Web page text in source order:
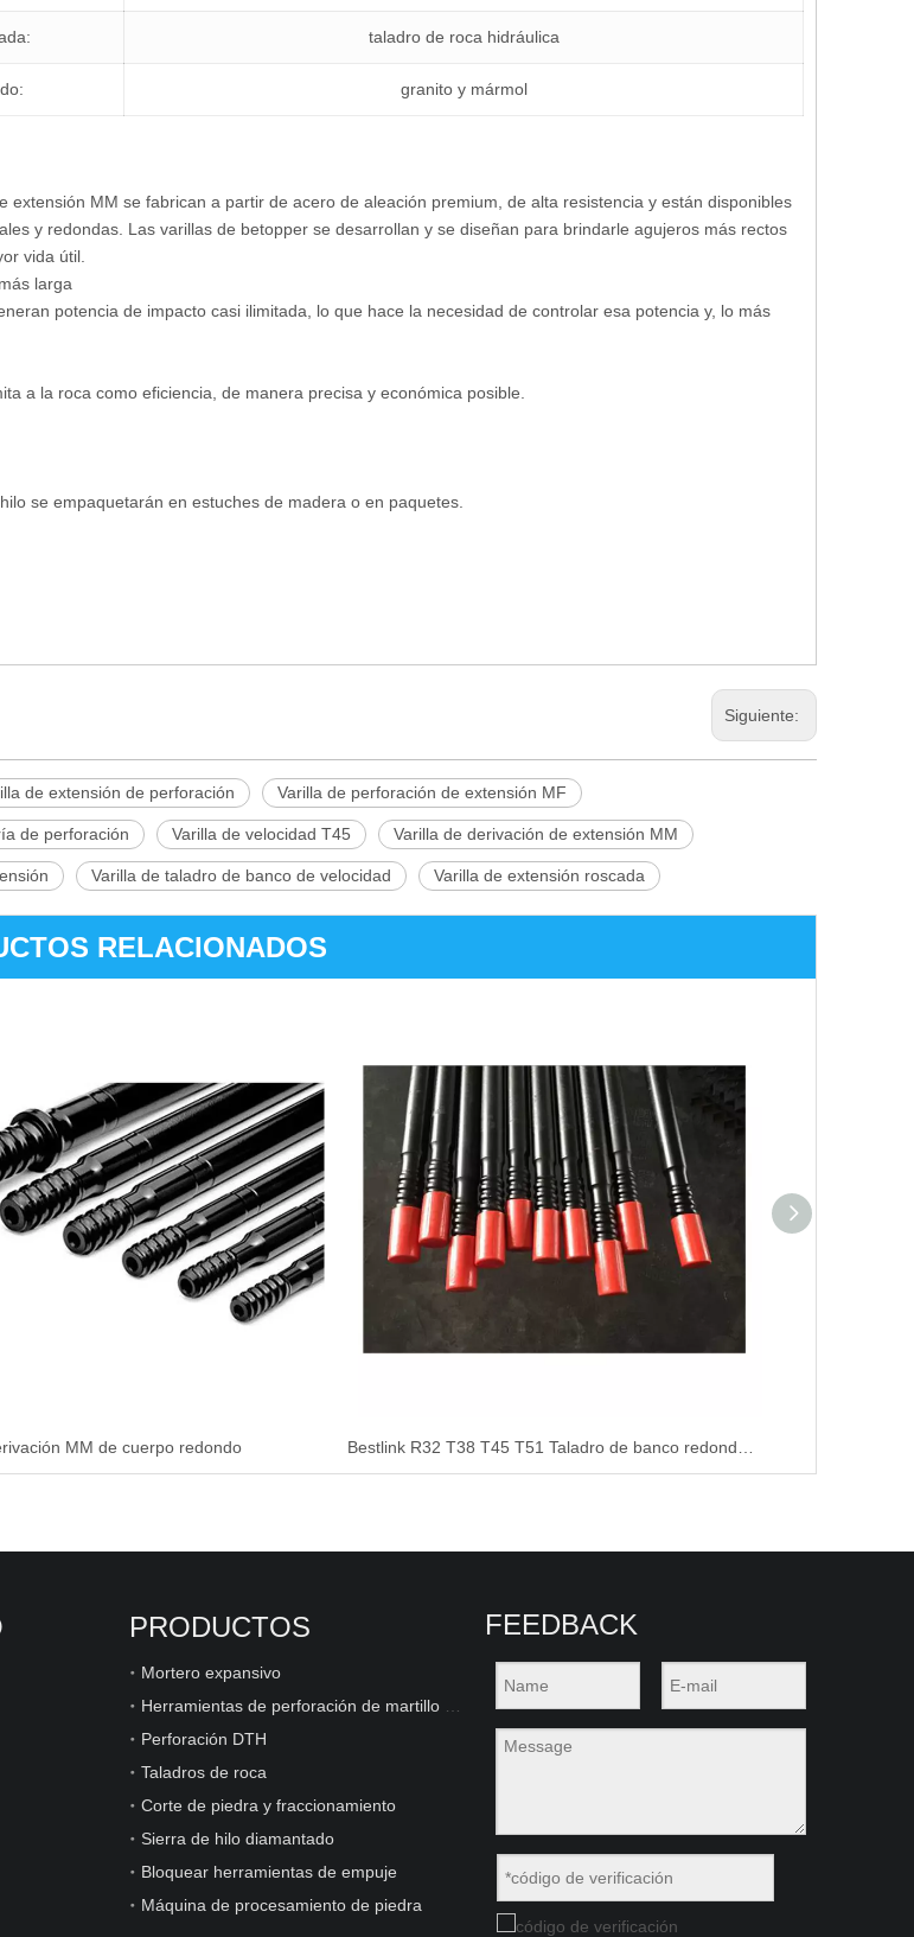
taladro de roca hidráulica
granito y mármol
extensión MM se fabrican a partir de acero de aleación premium, de alta resistencia y están disponibles
y redondas. Las varillas de betopper se desarrollan y se diseñan para brindarle agujeros más rectos
vida útil.
larga
potencia de impacto casi ilimitada, lo que hace la necesidad de controlar esa potencia y, lo más
a la roca como eficiencia, de manera precisa y económica posible.
se empaquetarán en estuches de madera o en paquetes.
Siguiente:
de extensión de perforación Varilla de perforación de extensión MF
de perforación Varilla de velocidad T45 Varilla de derivación de extensión MM
Varilla de taladro de banco de velocidad Varilla de extensión roscada
RELACIONADOS
MM de cuerpo redondo
PRODUCTOS
Mortero expansivo
Perforación DTH
Taladros de roca
Corte de piedra y fraccionamiento
Sierra de hilo diamantado
Bloquear herramientas de empuje
Máquina de procesamiento de piedra
FEEDBACK